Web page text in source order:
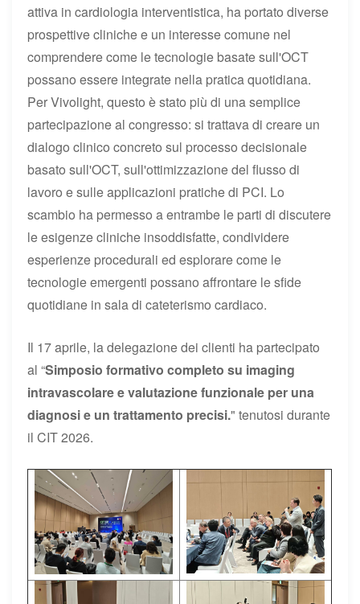
attiva in cardiologia interventistica, ha portato diverse
prospettive cliniche e un interesse comune nel
comprendere come le tecnologie basate sull'OCT
possano essere integrate nella pratica quotidiana.
Per Vivolight, questo è stato più di una semplice
partecipazione al congresso: si trattava di creare un
dialogo clinico concreto sul processo decisionale
basato sull'OCT, sull'ottimizzazione del flusso di
lavoro e sulle applicazioni pratiche di PCI. Lo
scambio ha permesso a entrambe le parti di discutere
le esigenze cliniche insoddisfatte, condividere
esperienze procedurali ed esplorare come le
tecnologie emergenti possano affrontare le sfide
quotidiane in sala di cateterismo cardiaco.
Il 17 aprile, la delegazione dei clienti ha partecipato
al “Simposio formativo completo su imaging
intravascolare e valutazione funzionale per una
diagnosi e un trattamento precisi." tenutosi durante
il CIT 2026.